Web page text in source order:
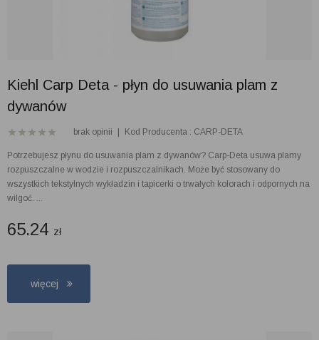
Kiehl Carp Deta - płyn do usuwania plam z
dywanów
brak opinii Kod Producenta : CARP-DETA
Potrzebujesz płynu do usuwania plam z dywanów? Carp-Deta usuwa plamy
rozpuszczalne w wodzie i rozpuszczalnikach. Może być stosowany do
wszystkich tekstylnych wykładzin i tapicerki o trwałych kolorach i odpornych na
wilgoć. ...
65.24 zł
więcej